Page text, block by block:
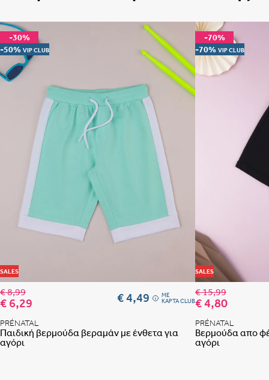
-30%
-50% VIP CLUB
SALES
Προσθήκη στη λίστα
€ 8,99
€ 6,29 € 4,49 ME
ΚΑΡΤΑ CLUB
PRÉNATAL
Παιδική βερμούδα βεραμάν με ένθετα για
αγόρι
-70%
-70% VIP CLUB
SALES
€ 15,99
€ 4,80
PRÉNATAL
Βερμούδα απο
αγόρι